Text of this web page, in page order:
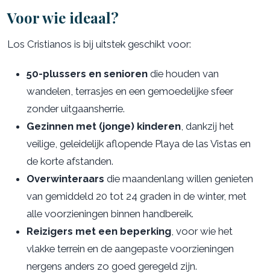
Voor wie ideaal?
Los Cristianos is bij uitstek geschikt voor:
50-plussers en senioren die houden van
wandelen, terrasjes en een gemoedelijke sfeer
zonder uitgaansherrie.
Gezinnen met (jonge) kinderen, dankzij het
veilige, geleidelijk aflopende Playa de las Vistas en
de korte afstanden.
Overwinteraars die maandenlang willen genieten
van gemiddeld 20 tot 24 graden in de winter, met
alle voorzieningen binnen handbereik.
Reizigers met een beperking, voor wie het
vlakke terrein en de aangepaste voorzieningen
nergens anders zo goed geregeld zijn.